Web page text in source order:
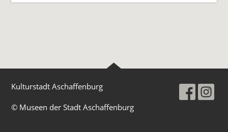
Kulturstadt Aschaffenburg
© Museen der Stadt Aschaffenburg